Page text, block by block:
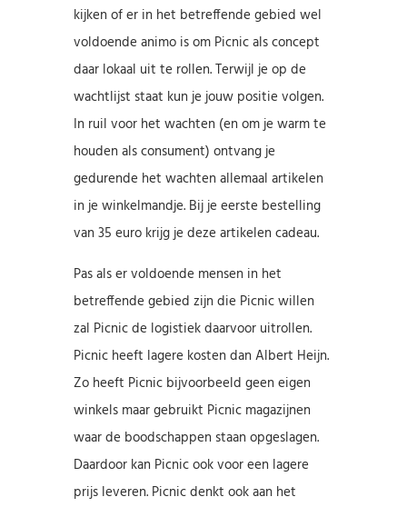
kijken of er in het betreffende gebied wel
voldoende animo is om Picnic als concept
daar lokaal uit te rollen. Terwijl je op de
wachtlijst staat kun je jouw positie volgen.
In ruil voor het wachten (en om je warm te
houden als consument) ontvang je
gedurende het wachten allemaal artikelen
in je winkelmandje. Bij je eerste bestelling
van 35 euro krijg je deze artikelen cadeau.
Pas als er voldoende mensen in het
betreffende gebied zijn die Picnic willen
zal Picnic de logistiek daarvoor uitrollen.
Picnic heeft lagere kosten dan Albert Heijn.
Zo heeft Picnic bijvoorbeeld geen eigen
winkels maar gebruikt Picnic magazijnen
waar de boodschappen staan opgeslagen.
Daardoor kan Picnic ook voor een lagere
prijs leveren. Picnic denkt ook aan het